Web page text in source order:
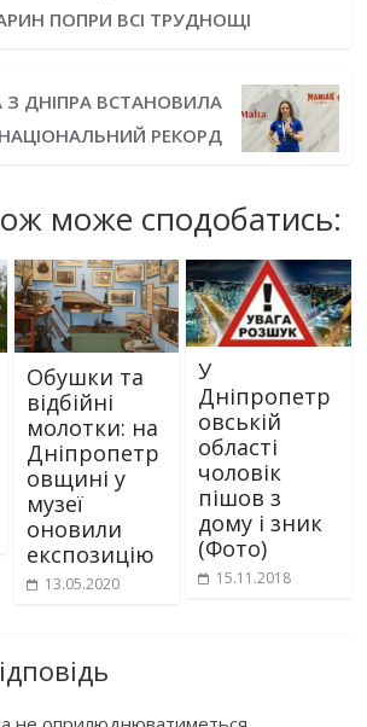
ПОПРИ ВСІ ТРУДНОЩІ
З ДНІПРА ВСТАНОВИЛА
НАЦІОНАЛЬНИЙ РЕКОРД
може сподобатись:
Обушки та
відбійні
молотки: на
Дніпропетр
овщині у
музеї
оновили
експозицію
13.05.2020
У
Дніпропетр
овській
області
чоловік
пішов з
дому і зник
(Фото)
15.11.2018